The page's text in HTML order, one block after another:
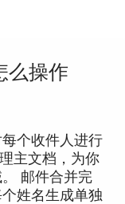
么操作
个收件人进行
主文档，为你
邮件合并完
姓名生成单独